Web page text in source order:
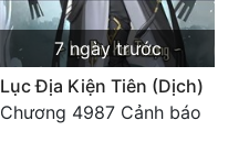
7 ngày trước
Lục Địa Kiện Tiên (Dịch)
Chương 4987 Cảnh báo